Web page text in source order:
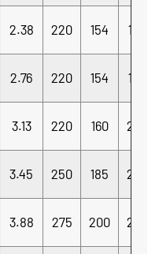
2.38 220 154 18
2.76 220 154 18
3.13 220 160 20
3.45 250 185 20
3.88 275 200 20